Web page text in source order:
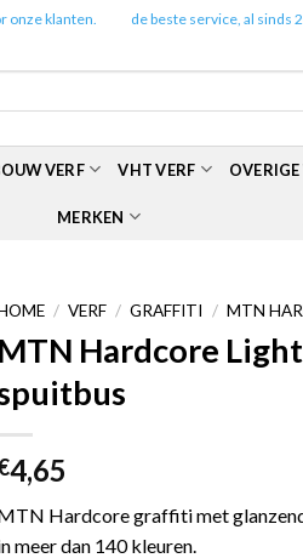
onze klanten. de beste service, al sinds
VERF VHT VERF OVERIGE
MERKEN
/ VERF / GRAFFITI / MTN
MTN Hardcore
4,65
Hardcore graffiti met
meer dan 140 kleuren.